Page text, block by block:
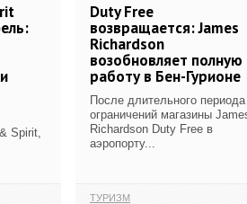
Spirit,
Duty Free
возвращается: James
Richardson
возобновляет полную
работу в Бен-Гурионе
После длительного периода
ограничений магазины
Richardson Duty Free в
аэропорту...
ТУРИЗМ